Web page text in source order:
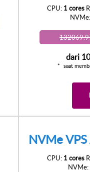
CPU: 1 cores
NVMe:
dari
saat
NVMe
CPU: 1 cores
NVMe: